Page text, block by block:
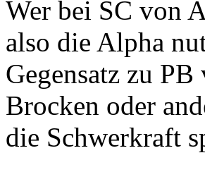
Wer bei SC von
also die Alpha
Gegensatz zu
Brocken oder
die Schwerkraft